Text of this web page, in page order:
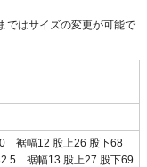
ではサイズの変更が可能で
裾幅12 股上26 股下68
裾幅13 股上27 股下69